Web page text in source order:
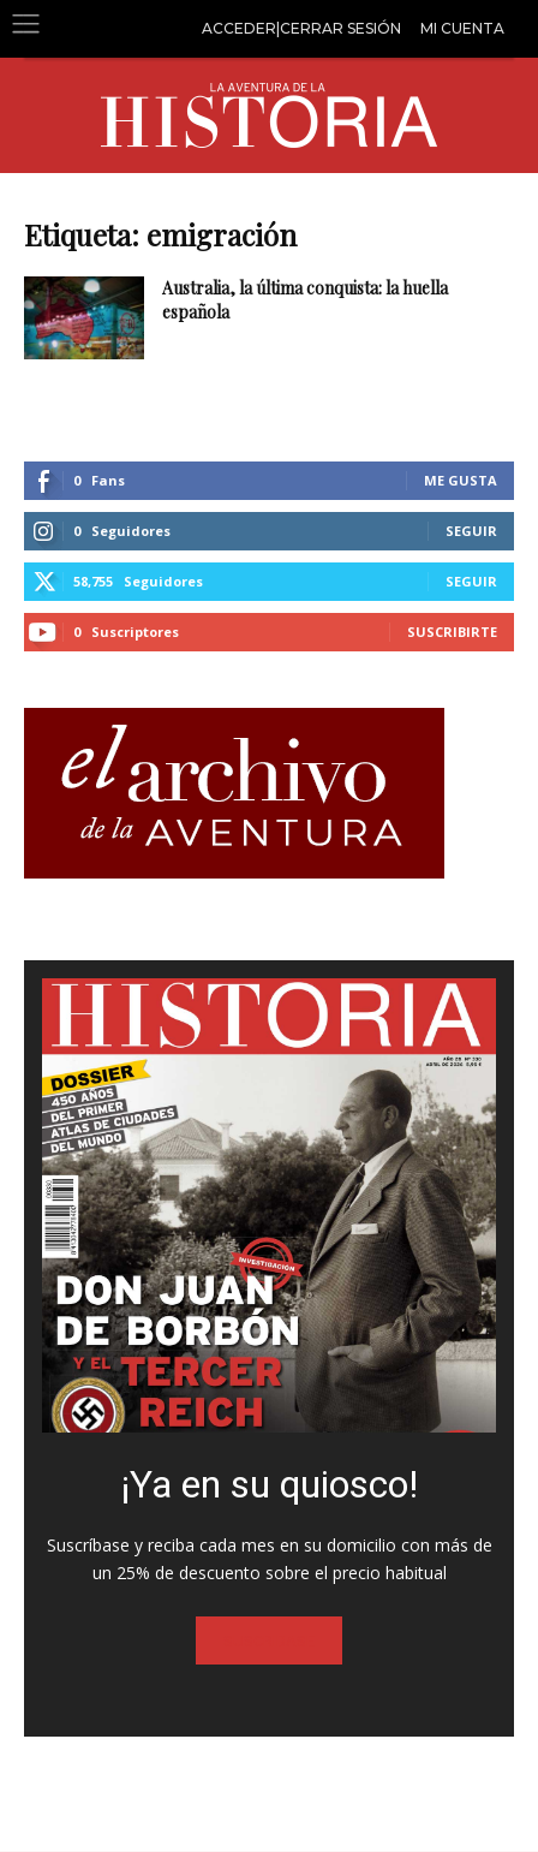
ACCEDER|CERRAR SESIÓN MI CUENTA
Etiqueta: emigración
Australia, la última conquista: la huella
española
0 Fans ME GUSTA
0 Seguidores SEGUIR
58,755 Seguidores SEGUIR
0 Suscriptores SUSCRIBIRTE
¡Ya en su quiosco!
Suscríbase y reciba cada mes en su domicilio con más de
un 25% de descuento sobre el precio habitual